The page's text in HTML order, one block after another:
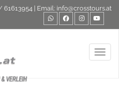
61613954 | Email: info@crosstours.at